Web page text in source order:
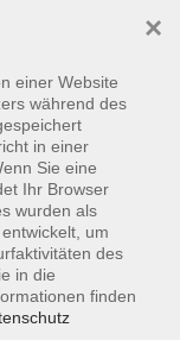
einer Website
während des
in einer
Sie eine
Ihr Browser
wurden als
um
des
in die
finden
×